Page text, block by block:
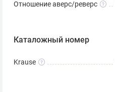
Отношение аверс/реверс
Каталожный номер
Krause